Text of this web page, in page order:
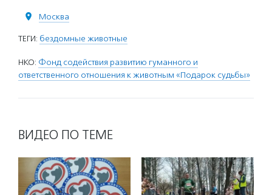
Москва
ТЕГИ: бездомные животные
НКО: Фонд содействия развитию гуманного и
ответственного отношения к животным «Подарок судьбы»
ВИДЕО ПО ТЕМЕ